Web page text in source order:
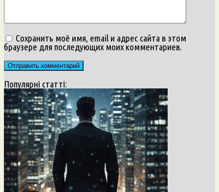
Сохранить моё имя, email и адрес сайта в этом
браузере для последующих моих комментариев.
Популярні статті: